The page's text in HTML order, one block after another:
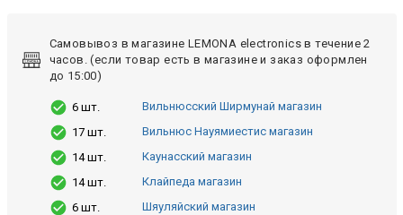
Самовывоз в магазине LEMONA electronics в течение 2
часов. (если товар есть в магазине и заказ оформлен
до 15:00)
6 шт.
Вильнюсский Ширмунай магазин
17 шт.
Вильнюс Науямиестис магазин
14 шт.
Каунасский магазин
14 шт.
Клайпеда магазин
6 шт.
Шяуляйский магазин